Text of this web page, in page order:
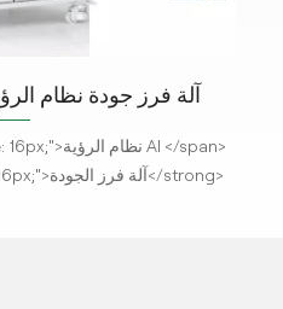
محلل جودة الذكاء
size: 16px;">KeyeTech